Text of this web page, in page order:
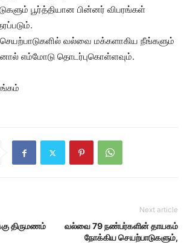
பூர்த்தியான பின்னர் விபரங்கள்
வல்வை மக்களாகிய நீங்களும்
எம்மோடு தொடர்புகொள்ளவும்.
திருமணம்
Next article
வல்வை 79 நண்பர்களின் தாயகம்
நோக்கிய செயற்பாடுகளும்,